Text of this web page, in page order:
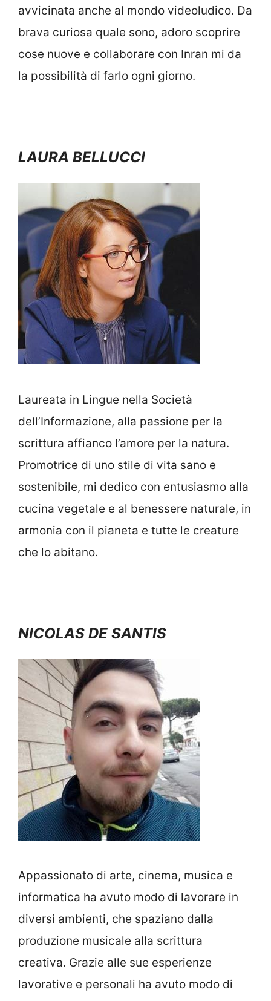
avvicinata anche al mondo videoludico. Da
brava curiosa quale sono, adoro scoprire
cose nuove e collaborare con Inran mi da
la possibilità di farlo ogni giorno.
LAURA BELLUCCI
Laureata in Lingue nella Società
dell’Informazione, alla passione per la
scrittura affianco l’amore per la natura.
Promotrice di uno stile di vita sano e
sostenibile, mi dedico con entusiasmo alla
cucina vegetale e al benessere naturale, in
armonia con il pianeta e tutte le creature
che lo abitano.
NICOLAS DE SANTIS
Appassionato di arte, cinema, musica e
informatica ha avuto modo di lavorare in
diversi ambienti, che spaziano dalla
produzione musicale alla scrittura
creativa. Grazie alle sue esperienze
lavorative e personali ha avuto modo di